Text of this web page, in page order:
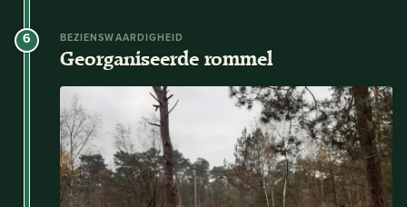
6 BEZIENSWAARDIGHEID
Georganiseerde rommel